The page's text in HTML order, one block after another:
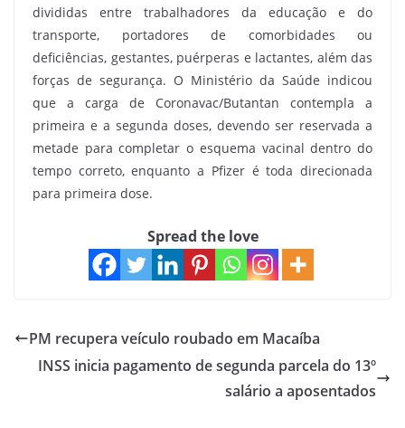
divididas entre trabalhadores da educação e do
transporte, portadores de comorbidades ou
deficiências, gestantes, puérperas e lactantes, além das
forças de segurança. O Ministério da Saúde indicou
que a carga de Coronavac/Butantan contempla a
primeira e a segunda doses, devendo ser reservada a
metade para completar o esquema vacinal dentro do
tempo correto, enquanto a Pfizer é toda direcionada
para primeira dose.
Spread the love
PM recupera veículo roubado em Macaíba
INSS inicia pagamento de segunda parcela do 13º
salário a aposentados